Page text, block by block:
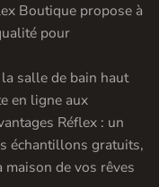
Boutique propose à
pour
salle de bain haut
en ligne aux
Réflex : un
échantillons gratuits,
de vos rêves